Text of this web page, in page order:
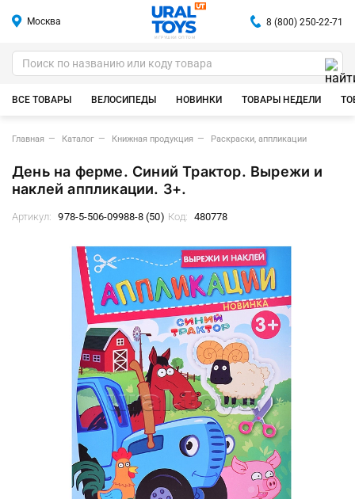
Москва
ИГРУШКИ ОПТОМ
8 (800) 250-22-71
ВСЕ ТОВАРЫ ВЕЛОСИПЕДЫ НОВИНКИ ТОВАРЫ НЕДЕЛИ
Главная Каталог Книжная продукция Раскраски, аппликации
День на ферме. Синий Трактор. Вырежи и
наклей аппликации. 3+.
Артикул: 978-5-506-09988-8 (50) Код: 480778